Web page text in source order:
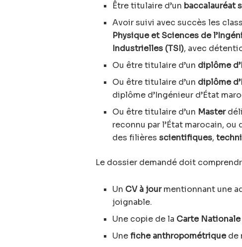
Être titulaire d’un baccalauréat
Avoir suivi avec succès les
Physique et Sciences de
Industrielles (TSI), avec
Ou être titulaire d’un diplôme
Ou être titulaire d’un diplôme
diplôme d’Ingénieur d’État
Ou être titulaire d’un Master
reconnu par l’État marocain, ou
des filièresscientifiques,
Le dossier demandé doit
Un CV à jourmentionnant une
joignable.
Une copie de la Carte
Unefiche anthropométriquede